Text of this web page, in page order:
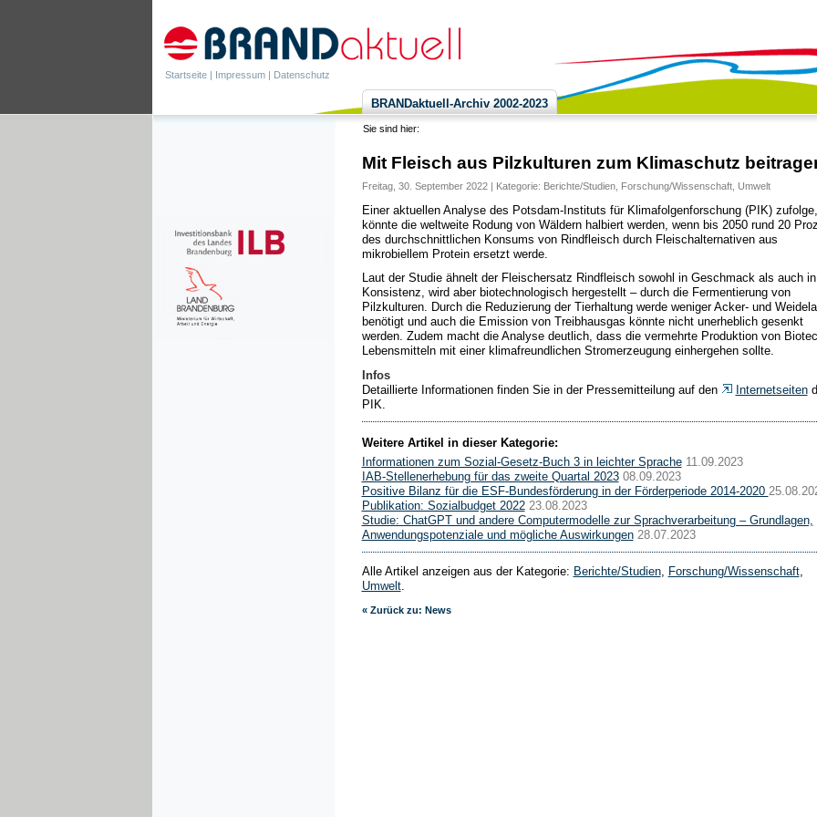
Startseite | Impressum | Datenschutz
BRANDaktuell-Archiv 2002-2023
Sie sind hier:
Mit Fleisch aus Pilzkulturen zum Klimaschutz
Freitag, 30. September 2022 | Kategorie: Berichte/Studien, Forschung/Wissenschaft, Umwelt
Einer aktuellen Analyse des Potsdam-Instituts für Klimafolgenforschung (PIK) zufolge,
könnte die weltweite Rodung von Wäldern halbiert werden, wenn bis 2050 rund 20
des durchschnittlichen Konsums von Rindfleisch durch Fleischalternativen aus
mikrobiellem Protein ersetzt werde.
Laut der Studie ähnelt der Fleischersatz Rindfleisch sowohl in Geschmack als auch in
Konsistenz, wird aber biotechnologisch hergestellt – durch die Fermentierung von
Pilzkulturen. Durch die Reduzierung der Tierhaltung werde weniger Acker- und
benötigt und auch die Emission von Treibhausgas könnte nicht unerheblich gesenkt
werden. Zudem macht die Analyse deutlich, dass die vermehrte Produktion von
Lebensmitteln mit einer klimafreundlichen Stromerzeugung einhergehen sollte.
Infos
Detaillierte Informationen finden Sie in der Pressemitteilung auf den
Internetseiten
PIK.
Weitere Artikel in dieser Kategorie:
Informationen zum Sozial-Gesetz-Buch 3 in leichter Sprache 11.09.2023
IAB-Stellenerhebung für das zweite Quartal 2023 08.09.2023
Positive Bilanz für die ESF-Bundesförderung in der Förderperiode 2014-2020
Publikation: Sozialbudget 2022 23.08.2023
Studie: ChatGPT und andere Computermodelle zur Sprachverarbeitung – Grundlagen,
Anwendungspotenziale und mögliche Auswirkungen 28.07.2023
Alle Artikel anzeigen aus der Kategorie: Berichte/Studien, Forschung/Wissenschaft,
Umwelt.
« Zurück zu: News